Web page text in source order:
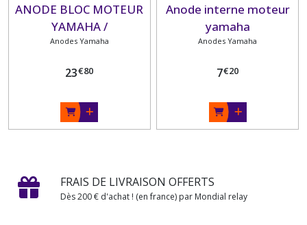
ANODE BLOC MOTEUR
YAMAHA /
Anodes Yamaha
23€80
Anode interne moteur
yamaha
Anodes Yamaha
7€20
FRAIS DE LIVRAISON OFFERTS
Dès 200 € d'achat ! (en france) par Mondial relay